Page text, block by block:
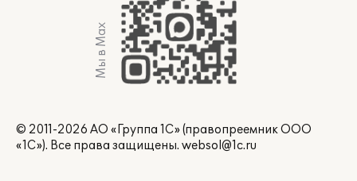
Мы в Max
© 2011-2026 АО «Группа 1С» (правопреемник ООО
«1С»). Все права защищены. websol@1c.ru